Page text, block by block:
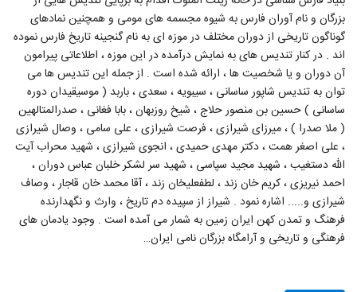
بزرگان و نام آوران فارس به شیوه مجسمه های مومی و همچنین نمادهای
گوناگون تاریخی از دوران مختلف در موزه ای به نام گنجینه تاریخ فارس نموده
اند . در کنار تندیس های به نمایش درآمده در این موزه ، اطلاعاتی پیرامون
آن دوران و یا شخصیت ها ، ارائه شده است . از جمله این تندیس ها می
توان به تندیس شاپور ساسانی ، سیبویه ، سعدی ، باربد ( موسیقیدان دوره
ساسانی ) حسین بن منصور حلاج ، شیخ روزبهان ، بابا فغانی ، صدرالمتالهین
( ملا صدرا ) ، میرزای شیرازی ، فرصت شیرازی ، علی سامی ، وصال شیرازی
، علی اصغر همت ، دکتر مهدی حمیدی ، انجوی شیرازی ، شهید محراب آیت
الله دستغیب ، شهید مجید سپاسی ، شهید سر لشکر خلبان عباس دوران ،
احمد نیریزی ، کریم خان زند ، لطفعلیخان زند ، آقا محمد خان قاجار ، وصاف
شیرازی و..... اشاره نمود . شیراز از سپیده دم تاریخ ، وارث و نگهدارنده
فرهنگ و تمدن کهن ایران زمین به شمار می آمده است . وجود یادمان های
فرهنگی و تاریخی و آرامگاه بزرگان نامی ایران…